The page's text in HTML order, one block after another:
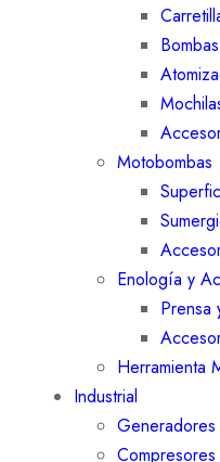
Bombas
Motobombas
Enología y
Prensa
Herramienta
Industrial
Generadores